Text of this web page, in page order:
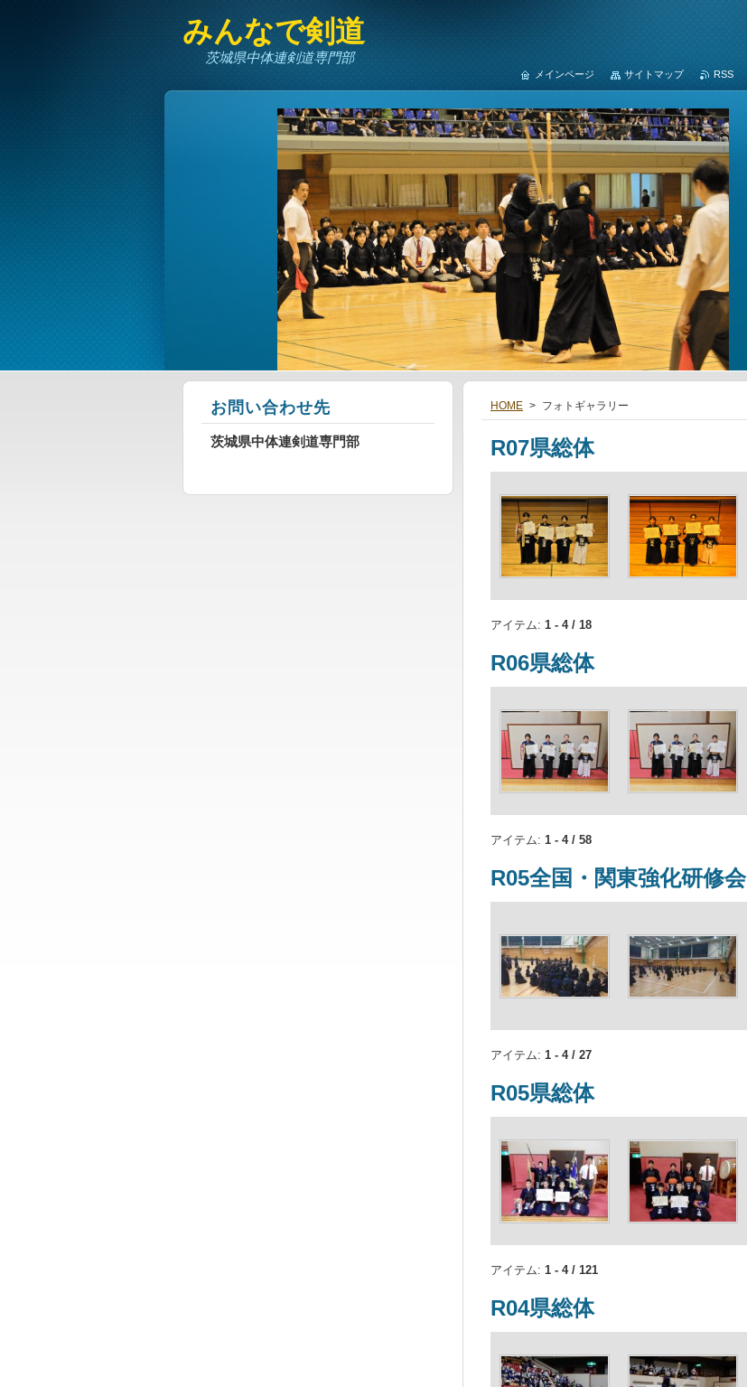
みんなで剣道
茨城県中体連剣道専門部
HOME > フォトギャラリー
R07県総体
アイテム: 1 - 4 / 18
R06県総体
アイテム: 1 - 4 / 58
R05全国・関東強化研修会
アイテム: 1 - 4 / 27
R05県総体
アイテム: 1 - 4 / 121
R04県総体
お問い合わせ先
茨城県中体連剣道専門部
メインページ サイトマップ RSS